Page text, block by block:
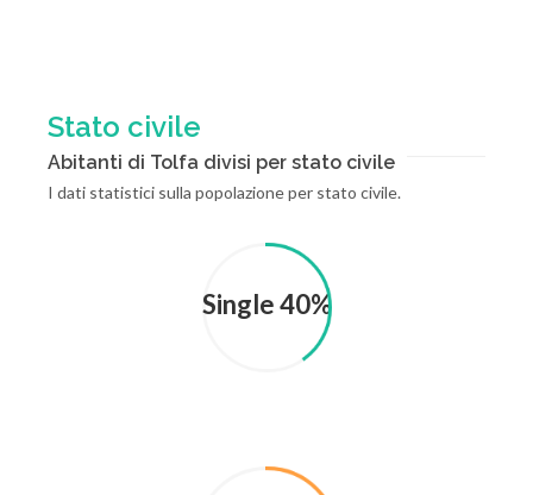
Stato civile
Abitanti di Tolfa divisi per stato civile
I dati statistici sulla popolazione per stato civile.
Single 40%